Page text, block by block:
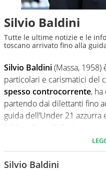
Silvio Baldini
Tutte le ultime notizie e le
toscano arrivato fino alla
Silvio Baldini(Massa,
particolari e carismatici del
spesso controcorrente,
partendo dai dilettanti fino
guida dell’Under 21
l'abbandono di Gattuso.
Dopo una modesta
minori, iniziò ad allenare
Silvio Baldini